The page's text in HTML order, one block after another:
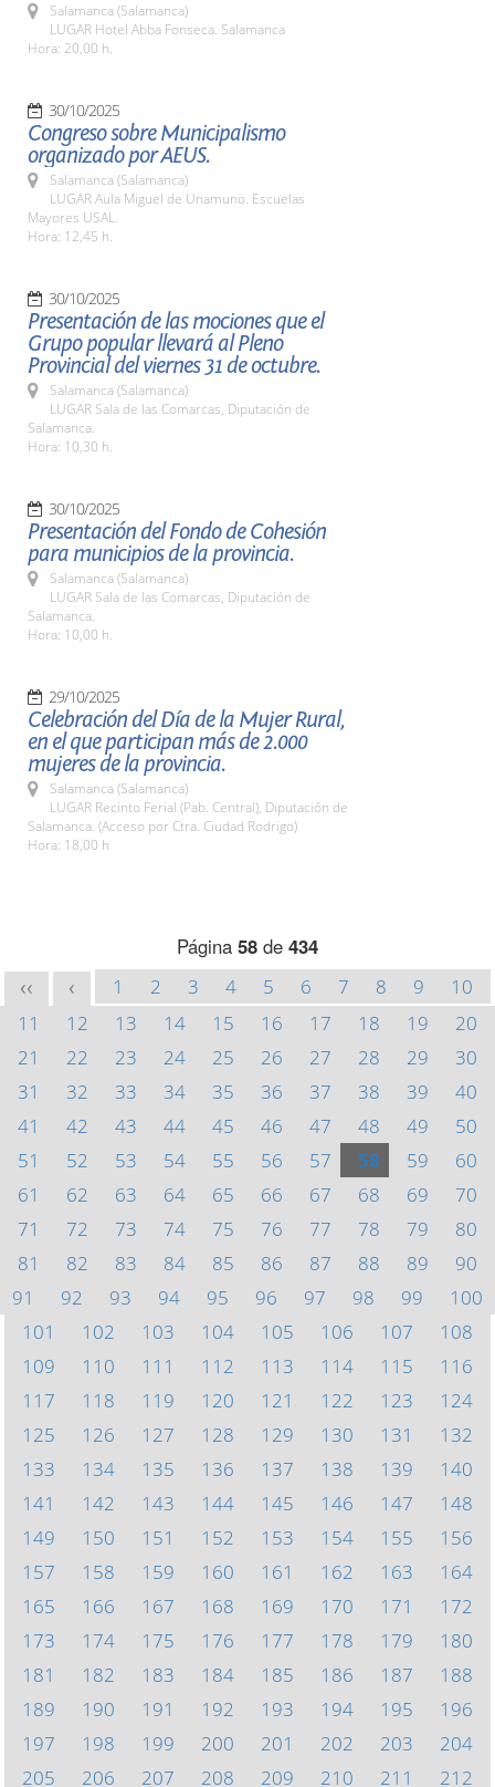
Salamanca (Salamanca)
LUGAR Hotel Abba Fonseca. Salamanca
Hora: 20,00 h.
30/10/2025
Congreso sobre Municipalismo
organizado por AEUS.
Salamanca (Salamanca)
LUGAR Aula Miguel de Unamuno. Escuelas
Mayores USAL.
Hora: 12,45 h.
30/10/2025
Presentación de las mociones que el
Grupo popular llevará al Pleno
Provincial del viernes 31 de octubre.
Salamanca (Salamanca)
LUGAR Sala de las Comarcas, Diputación de
Salamanca.
Hora: 10,30 h.
30/10/2025
Presentación del Fondo de Cohesión
para municipios de la provincia.
Salamanca (Salamanca)
LUGAR Sala de las Comarcas, Diputación de
Salamanca.
Hora: 10,00 h.
29/10/2025
Celebración del Día de la Mujer Rural,
en el que participan más de 2.000
mujeres de la provincia.
Salamanca (Salamanca)
LUGAR Recinto Ferial (Pab. Central), Diputación de
Salamanca. (Acceso por Ctra. Ciudad Rodrigo)
Hora: 18,00 h
Página 58 de 434
<< < 1 2 3 4 5 6 7 8 9
10
11
12 13 14 15 16 17 18 19
20
21
22 23 24 25 26 27 28 29
30
31
32 33 34 35 36 37 38 39
40
41
42 43 44 45 46 47 48 49
50
51
52 53 54 55 56 57 58 59
60
61
62 63 64 65 66 67 68 69
70
71
72 73 74 75 76 77 78 79
80
81
82 83 84 85 86 87 88 89
90
91
92 93 94 95 96 97 98 99
100
101
102 103 104 105 106 107
108
109
110 111 112 113 114 115
116
117
118 119 120 121 122 123
124
125
126 127 128 129 130 131
132
133
134 135 136 137 138 139
140
141
142 143 144 145 146 147
148
149
150 151 152 153 154 155
156
157
158 159 160 161 162 163
164
165
166 167 168 169 170 171
172
173
174 175 176 177 178 179
180
181
182 183 184 185 186 187
188
189
190 191 192 193 194 195
196
197
198 199 200 201 202 203
204
205
206 207 208 209 210 211 212